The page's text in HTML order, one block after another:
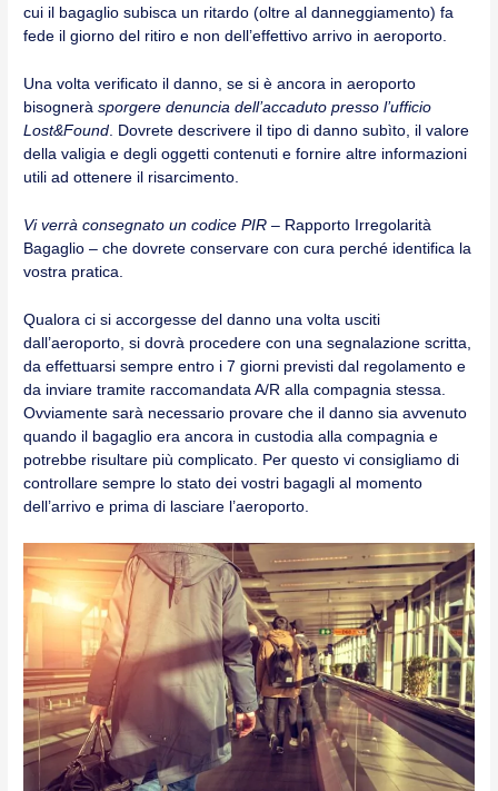
cui il bagaglio subisca un ritardo (oltre al danneggiamento) fa
fede il giorno del ritiro e non dell’effettivo arrivo in aeroporto.
Una volta verificato il danno, se si è ancora in aeroporto
bisogneràsporgere denuncia dell’accaduto presso l’ufficio
Lost&Found. Dovrete descrivere il tipo di danno subìto, il valore
della valigia e degli oggetti contenuti e fornire altre informazioni
utili ad ottenere il risarcimento.
Vi verrà consegnato un codice PIR – Rapporto Irregolarità
Bagaglio – che dovrete conservare con cura perché identifica la
vostra pratica.
Qualora ci si accorgesse del danno una volta usciti
dall’aeroporto, si dovrà procedere con una segnalazione scritta,
da effettuarsi sempre entro i 7 giorni previsti dal regolamento e
da inviare tramite raccomandata A/R alla compagnia stessa.
Ovviamente sarà necessario provare che il danno sia avvenuto
quando il bagaglio era ancora in custodia alla compagnia e
potrebbe risultare più complicato. Per questo vi consigliamo di
controllare sempre lo stato dei vostri bagagli al momento
dell’arrivo e prima di lasciare l’aeroporto.